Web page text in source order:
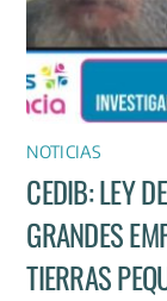
NOTICIAS
CEDIB: LEY
GRANDES
TIERRAS